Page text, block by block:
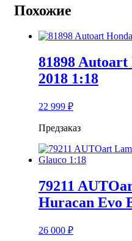
Black
Metallic
Похожие
81898
2018 1:18
22 999 ₽
Предзаказ
79211
Huracan Evo
26 000 ₽